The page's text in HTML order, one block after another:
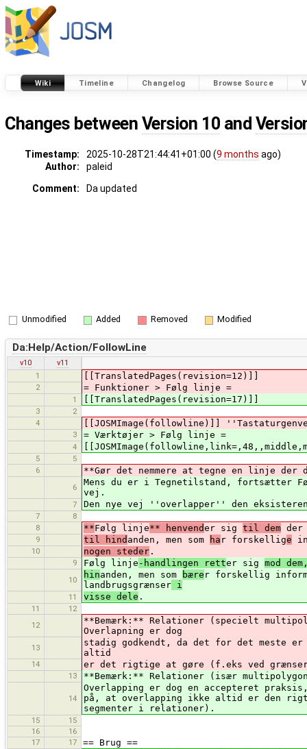
Wiki Timeline Changelog Browse Source
Changes between Version 10 and
Timestamp: 2025-10-28T21:44:41+01:00 (9 months ago)
Author:
paleid
Comment:
Da updated
Unmodified Added Removed Modified
Da:Help/Action/FollowLine
v10
v11
1
[[TranslatedPages(revision=12)]]
2 = Funktioner > Følg linje =
1 [[TranslatedPages(revision=17)]]
3
2
4
[[JOSMImage(followline)]]
3 = Værktøjer > Følg linje =
4
5
5
6
**Gør det nemmere at tegne en linje der
6
Mens du er i Tegnetilstand, fortsætter
vej.
7 Den nye vej ''overlapper'' den
7
8
8
**Følg linje** henvender sig til dem
9 til hind anden, men som ha r forskellige
10 nogen steder .
9 Følg linje -handlingen retter sig mod
10 hinanden, men som bære r forskellig
landbrugsgrænser i
11 visse dele .
11
12
12
**Bemærk:** Relationer (specielt
Overlapning er dog
13
stadig godkendt, da det for det meste er
altid
14 er det rigtige at gøre (f.eks ved
13 **Bemærk:** Relationer (især
14
Overlapping er dog en accepteret
på, at overlapping ikke altid er den
segmenter i relationer).
15
15
16
16
17
17 == Brug ==